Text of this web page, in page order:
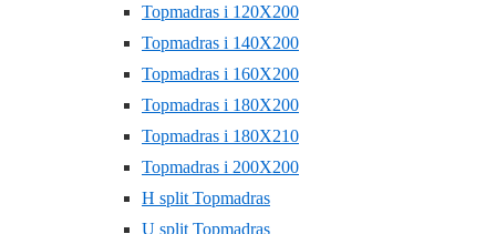
Topmadras i 120X200
Topmadras i 140X200
Topmadras i 160X200
Topmadras i 180X200
Topmadras i 180X210
Topmadras i 200X200
H split Topmadras
U split Topmadras